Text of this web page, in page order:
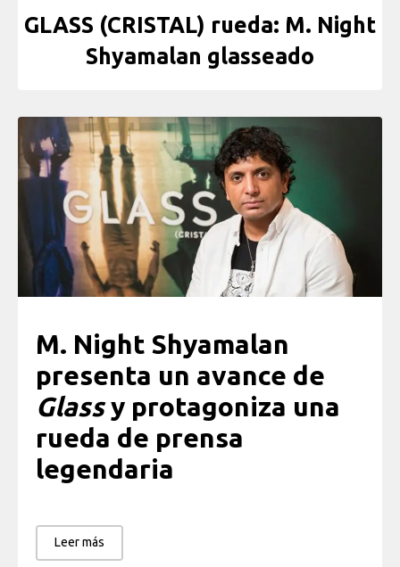
GLASS (CRISTAL) rueda: M. Night
Shyamalan glasseado
M. Night Shyamalan
presenta un avance de
Glassy protagoniza una
rueda de prensa
legendaria
Leer más